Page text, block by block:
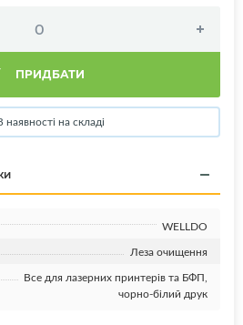
ПРИДБАТИ
наявності на складі
WELLDO
Леза очищення
Все для лазерних принтерів та БФП,
чорно-білий друк